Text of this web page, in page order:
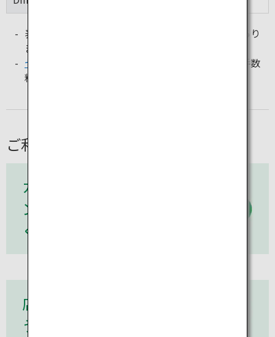
表示のマークが入ったカードでも使えない場合があり
ます。
セブン銀行
の手数料以外に、カード発行機関の手数
料の支払いが必要になる場合があります。
ご利用方法
カードを持ってセブ
ン-イレブン店舗に行
く
店内にあるATMを使
う